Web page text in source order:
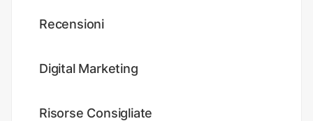
Recensioni
Digital Marketing
Risorse Consigliate